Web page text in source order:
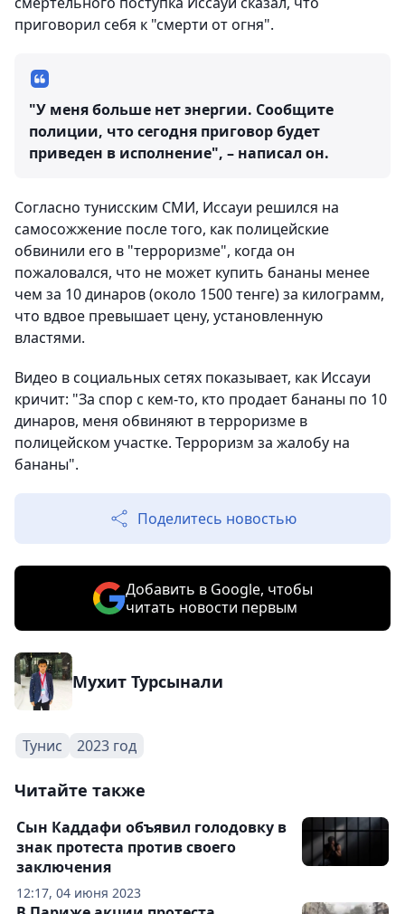
приговорил себя к "смерти от огня".
"У меня больше нет энергии. Сообщите
полиции, что сегодня приговор будет
приведен в исполнение", – написал он.
Согласно тунисским СМИ, Иссауи решился на
самосожжение после того, как полицейские
обвинили его в "терроризме", когда он
пожаловался, что не может купить бананы менее
чем за 10 динаров (около 1500 тенге) за килограмм,
что вдвое превышает цену, установленную
властями.
Видео в социальных сетях показывает, как Иссауи
кричит: "За спор с кем-то, кто продает бананы по 10
динаров, меня обвиняют в терроризме в
полицейском участке. Терроризм за жалобу на
бананы".
Поделитесь новостью
Добавить в Google, чтобы
читать новости первым
Мухит Турсынали
Тунис 2023 год
Читайте также
12:17, 04 июня 2023
Сын Каддафи объявил голодовку в
знак протеста против своего
заключения